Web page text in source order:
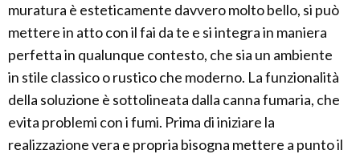
muratura è esteticamente davvero molto bello, si può
mettere in atto con il fai da te e si integra in maniera
perfetta in qualunque contesto, che sia un ambiente
in stile classico o rustico che moderno. La funzionalità
della soluzione è sottolineata dalla canna fumaria, che
evita problemi con i fumi. Prima di iniziare la
realizzazione vera e propria bisogna mettere a punto il